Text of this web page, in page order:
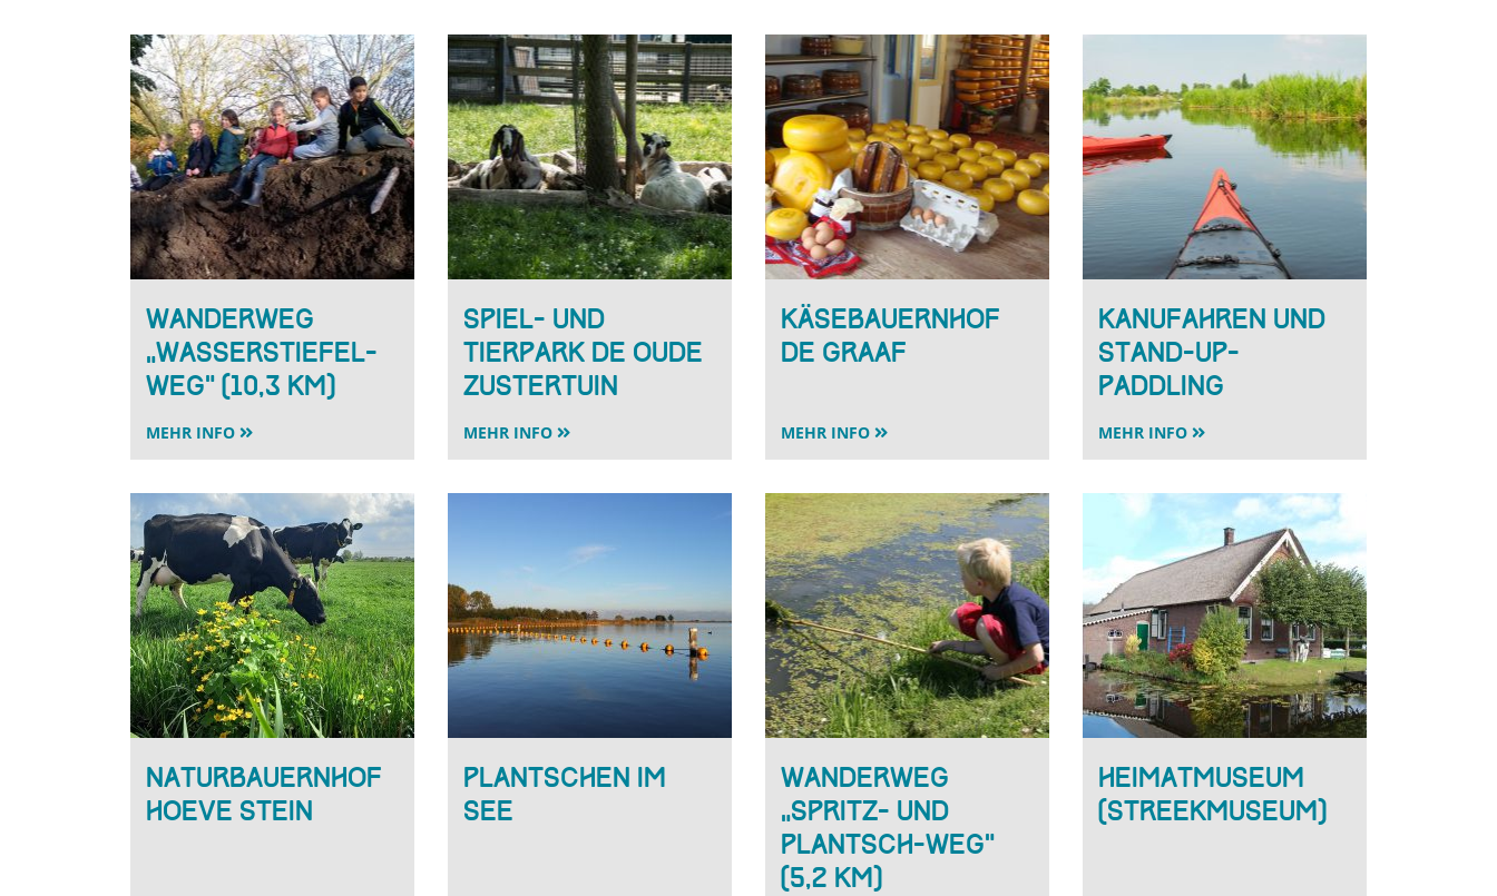
Wanderweg
„Wasserstiefel-
Weg” (10,3 km)
MEHR INFO
Spiel- und
Tierpark De Oude
Zustertuin
MEHR INFO
Käsebauernhof
De Graaf
MEHR INFO
Kanufahren und
Stand-up-
Paddling
MEHR INFO
Naturbauernhof
Hoeve Stein
Plantschen im
See
Wanderweg
„Spritz- und
Plantsch-Weg”
(5,2 km)
Heimatmuseum
(Streekmuseum)